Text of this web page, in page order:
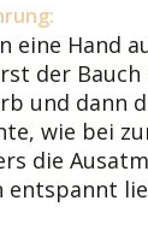
eine Hand
der
und dann
wie bei
die
entspannt